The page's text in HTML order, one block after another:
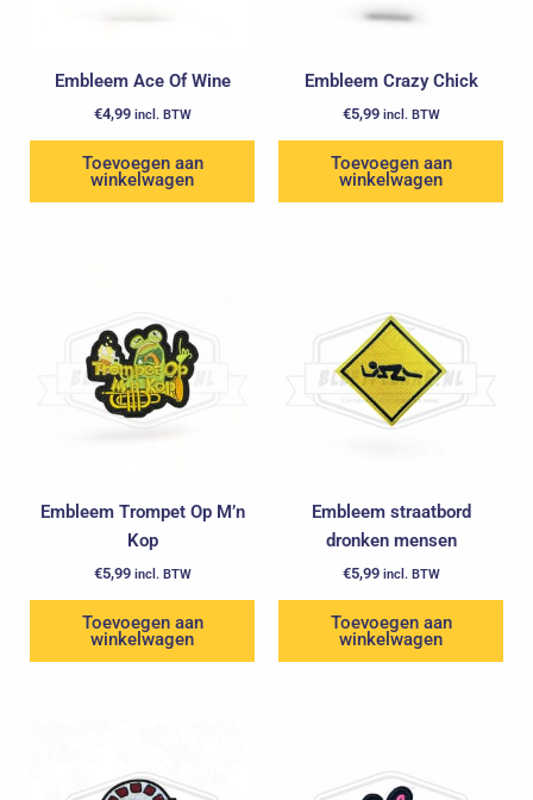
Embleem Ace Of Wine
€4,99 incl. BTW
Toevoegen aan
winkelwagen
Embleem Crazy Chick
€5,99 incl. BTW
Toevoegen aan
winkelwagen
Embleem Trompet Op M’n
Kop
€5,99 incl. BTW
Toevoegen aan
winkelwagen
Embleem straatbord
dronken mensen
€5,99 incl. BTW
Toevoegen aan
winkelwagen